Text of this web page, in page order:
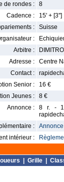
de rondes :
8
Cadence :
15' + [3'']
:
Suisse
:
Arbitre :
Adresse :
Centre
Contact :
Senior :
16 €
Jeunes :
8 €
Annonce :
8 r. -
:
intérieur :
Grille